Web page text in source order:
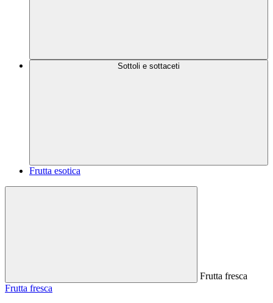
Sottoli e sottaceti
Frutta esotica
Frutta fresca
Frutta fresca